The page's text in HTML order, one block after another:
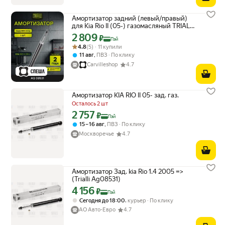
Амортизатор задний (левый/правый)
для Kia Rio II (05-) газомасляный TRIALLI
AG 08531
Цена с картой Яндекс Пэй 2809 ₽ вместо
2 809₽ Пэй
Рейтинг товара: 4.8 из 5
Оценок: (5) · 11 купили
4.8(5) · 11 купили
11 авг, ПВЗ
По клику
Carvilleshop
4.7
Амортизатор KIA RIO II 05- зад. газ.
Осталось 2 шт
Цена с картой Яндекс Пэй 2757 ₽ вместо
2 757₽ Пэй
15 – 16 авг ПВЗ
По клику
Москворечье
4.7
Амортизатор Зад. kia Rio 1.4 2005 =>
(Trialli Ag08531)
Цена с картой Яндекс Пэй 4156 ₽ вместо
4 156₽ Пэй
Сегодня до 18:00, курьер
По клику
АО Авто-Евро
4.7